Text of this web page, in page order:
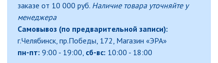
АКСЕССУАРЫ ДЛЯ
БАКТЕРИЦИДНЫЕ ЛАМПЫ
заказе от 10 000 руб. Наличие товара уточняйте у
менеджера
Самовывоз (по предварительной записи):
г.Челябинск, пр.Победы, 172, Магазин «ЭРА»
пн-пт: 9:00 - 19:00, сб-вс: 10:00 - 18:00